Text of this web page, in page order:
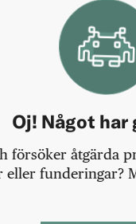
Oj! Något har
försöker åtgärda
funderingar?